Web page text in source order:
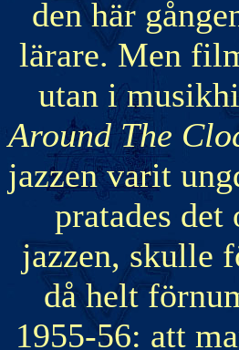
den här
lärare. Men
utan i
Around The
jazzen varit
pratades
jazzen, skulle
då helt
1955-56: att